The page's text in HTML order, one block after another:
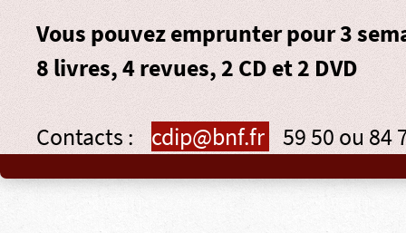
Vous pouvez emprunter pour 3
8 livres, 4 revues, 2 CD et 2 DVD
Contacts : cdip@bnf.fr 59 50 ou 84